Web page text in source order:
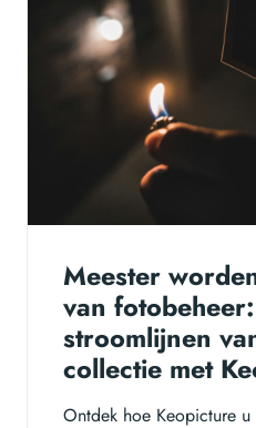
Meester
van
stroomlijnen
collectie met
Ontdek hoe Keopicture